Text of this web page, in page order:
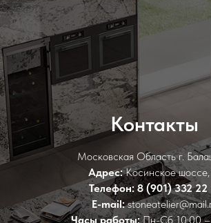
Контакты
Московская Область г.
Адрес:Косинское
Телефон: 8 (901) 332 22
E-mail:
Часы работы:Пн-Сб 10:00 –